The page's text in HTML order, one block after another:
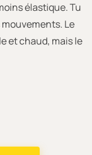
élastique. Tu
Le
et chaud, mais le